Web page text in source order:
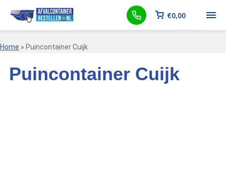
€0,00
Home » Puincontainer Cuijk
Puincontainer Cuijk